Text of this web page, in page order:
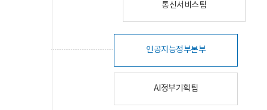
통신서비스팀
인공지능정부본부
AI정부기획팀